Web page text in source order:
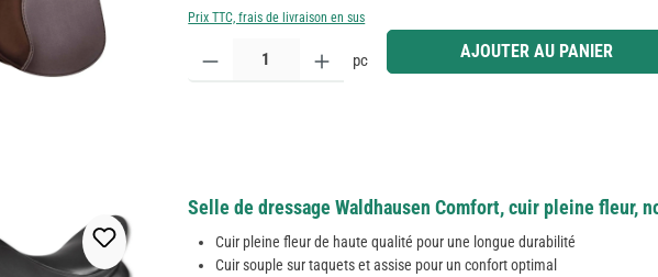
Prix TTC, frais de livraison en sus
Quantité de produit : Entrez la quantité souhaitée ou utilisez les boutons
pc AJOUTER AU PANIER
Selle de dressage Waldhausen Comfort, cuir pleine fleur,
Cuir pleine fleur de haute qualité pour une longue durabilité
Cuir souple sur taquets et assise pour un confort optimal